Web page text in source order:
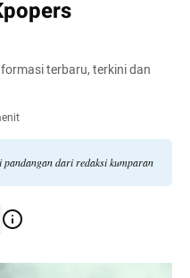
terbaru, terkini dan
dari redaksi kumparan